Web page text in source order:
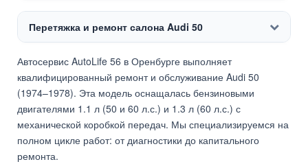
Перетяжка и ремонт салона Audi 50
Автосервис AutoLife 56 в Оренбурге выполняет
квалифицированный ремонт и обслуживание Audi 50
(1974–1978). Эта модель оснащалась бензиновыми
двигателями 1.1 л (50 и 60 л.с.) и 1.3 л (60 л.с.) с
механической коробкой передач. Мы специализируемся на
полном цикле работ: от диагностики до капитального
ремонта.